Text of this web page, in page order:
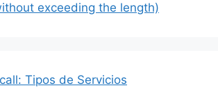
exceeding the length)
Tipos de Servicios